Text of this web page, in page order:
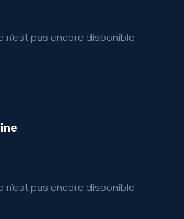
n’est pas encore disponible.
n’est pas encore disponible.